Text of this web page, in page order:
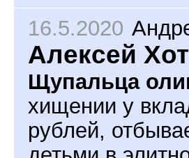
16.5.2020
Алексей
Щупальца
хищении у
рублей,